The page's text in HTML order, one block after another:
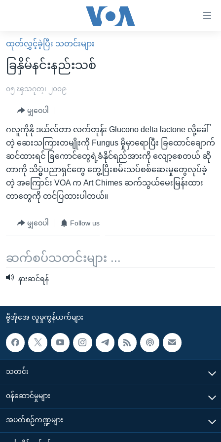
လွယ်ကူ
စေ
Link
များ
ပင်မ
အကြောင်းအရာ
သို့
ကျော်
ကြည့်
ရန်
ညွန်း
စာမျက်နှာ
သို့
ကျော်
ရှာဖွေ
နေရာ
ကျော်
ရန်
မူလစာမျက်နှာ
မြန်မာ
ကမ္ဘာ့သတင်းများ
နိုင်ငံတကာ
အမေရိကန်
တရုတ်
အစ္စရေး-ပါလက်စတိုင်း
သတင်းလွတ်လပ်ခွင့်
ရပ်ဝန်းတခု လမ်းတခု အလွန်
အင်္ဂလိပ်စာလေ့လာမယ်
အမေရိကန်သုံးအီဒီယံ
မကြေးမုံရဲ့ အင်္ဂလိပ်စာ
သုတပဒေသာ အင်္ဂလိပ်စာ
အပတ်စဉ်ကဏ္ဍများ
ရေဒီယို
ရေဒီယိုနှင့်ရုပ်သံ အချက်အလက်များ
Learning English
ဗွီအိုအေ လူမှုကွန်ယက်များ
ဘာသာစကားများ
ထုတ်လွှင့်ခဲ့ပြီး သတင်းများ
ခြနှိမ်နင်းနည်းသစ်
၀၅ ၾသဂုတ္၊ ၂၀၀၉
မျှဝေပါ
ဂလူကိုနို ဒယ်လ်တာ လက်တုန်း Glucono delta lactone လို့ခေါ်
တဲ့ ဆေးသကြားတမျိုးကို Fungus မှိုမှာရောပြီး ခြထောင်ချောက်
ဆင်ထားရင် ခြကောင်တွေရဲ့ခံနိုင်ရည်အားကို လျော့စေတယ် ဆို
တာကို သိပ္ပွံပညာရှင်တွေ တွေ့ပြီးစမ်းသပ်စစ်ဆေးမှုတွေလုပ်ခဲ့
တဲ့ အကြောင်း VOA က Art Chimes ဆက်သွယ်မေးမြန်းထား
တာတွေကို တင်ပြထားပါတယ်။
မျှဝေပါ Follow us
ဆက်စပ်သတင်းများ ...
နားဆင်ရန်
ဗွီအိုအေ လူမှုကွန်ယက်များ
သတင်း
၀န်ဆောင်မှုများ
အပတ်စဉ်ကဏ္ဍများ